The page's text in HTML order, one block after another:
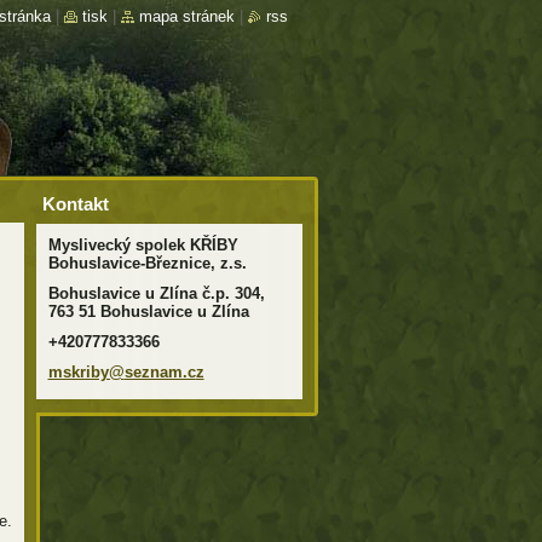
Kontakt
Myslivecký spolek KŘÍBY
Bohuslavice-Březnice, z.s.
Bohuslavice u Zlína č.p. 304,
763 51 Bohuslavice u Zlína
+420777833366
mskriby@seznam.cz
tisk mapa stránek rss